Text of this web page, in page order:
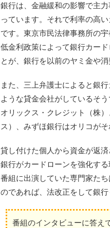
銀行は、金融緩和の影響で主
っています。それで利率の高
です。東京市民法律事務所の
低金利政策によって銀行カー
とが、銀行を以前のヤミ金や
また、三上弁護士によると銀
ような貸金会社がしているそ
オリックス・クレジット（株
ス）、みずほ銀行はオリコが
貸し付けた個人から資金が返
銀行がカードローンを強化する
番組に出演していた専門家た
のであれば、法改正をして銀
番組のインタビューに答え